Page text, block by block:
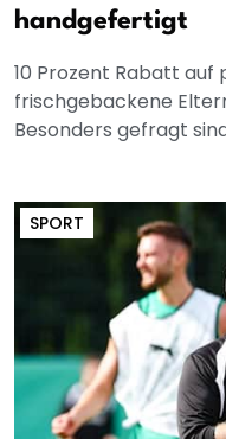
handgefertigt
10 Prozent Rabatt
frischgebackene
Besonders gefragt
SPORT